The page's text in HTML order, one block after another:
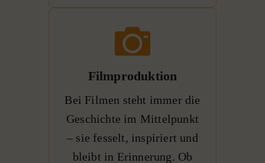
Filmproduktion
Bei Filmen steht immer die
Geschichte im Mittelpunkt
– sie fesselt, inspiriert und
bleibt in Erinnerung. Ob